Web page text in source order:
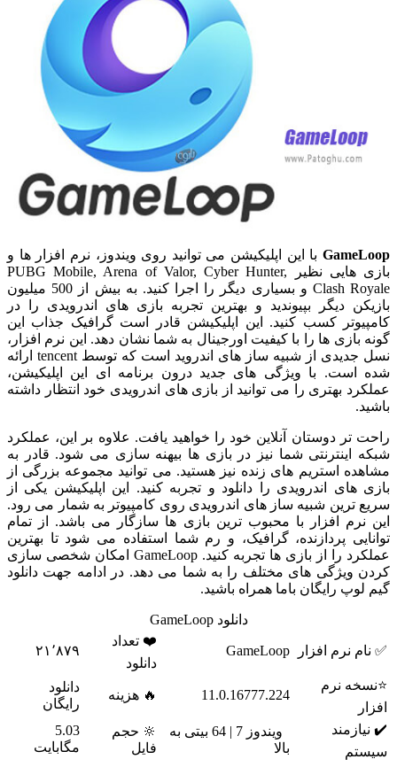
GameLoop با این اپلیکیشن می توانید روی ویندوز، نرم افزار ها و
بازی هایی نظیر PUBG Mobile, Arena of Valor, Cyber Hunter,
Clash Royale و بسیاری دیگر را اجرا کنید. به بیش از 500 میلیون
بازیکن دیگر بپیوندید و بهترین تجربه بازی های اندرویدی را در
کامپیوتر کسب کنید. این اپلیکیشن قادر است گرافیک جذاب این
گونه بازی ها را با کیفیت اورجینال به شما نشان دهد. این نرم افزار،
نسل جدیدی از شبیه ساز های اندروید است که توسط tencent ارائه
شده است. با ویژگی های جدید درون برنامه ای این اپلیکیشن،
عملکرد بهتری را می توانید از بازی های اندرویدی خود انتظار داشته
باشید.
راحت تر دوستان آنلاین خود را خواهید یافت. علاوه بر این، عملکرد
شبکه اینترنتی شما نیز در بازی ها بیهنه سازی می شود. قادر به
مشاهده استریم های زنده نیز هستید. می توانید مجموعه بزرگی از
بازی های اندرویدی را دانلود و تجربه کنید. این اپلیکیشن یکی از
سریع ترین شبیه ساز های اندرویدی روی کامپیوتر به شمار می رود.
این نرم افزار با محبوب ترین بازی ها سازگار می باشد. از تمام
توانایی پردازنده، گرافیک، و رم شما استفاده می شود تا بهترین
عملکرد را از بازی ها تجربه کنید. GameLoop امکان شخصی سازی
کردن ویژگی های مختلف را به شما می دهد. در ادامه جهت دانلود
گیم لوپ رایگان باما همراه باشید.
دانلود GameLoop
✅ نام نرم افزار GameLoop
❤️ تعداد
دانلود
۲۱٬۸۷۹
⭐نسخه نرم
افزار
11.0.16777.224 🔥 هزینه
دانلود
رایگان
✔️ نیازمند
سیستم
ویندوز 7 | 64 بیتی به
بالا
🔆 حجم
فایل
5.03
مگابایت